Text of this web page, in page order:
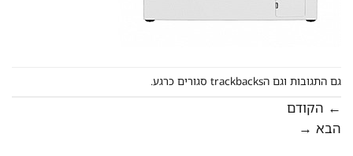
גם התגובות וגם הtrackbacks סגורים כרגע.
← הקודם
הבא →